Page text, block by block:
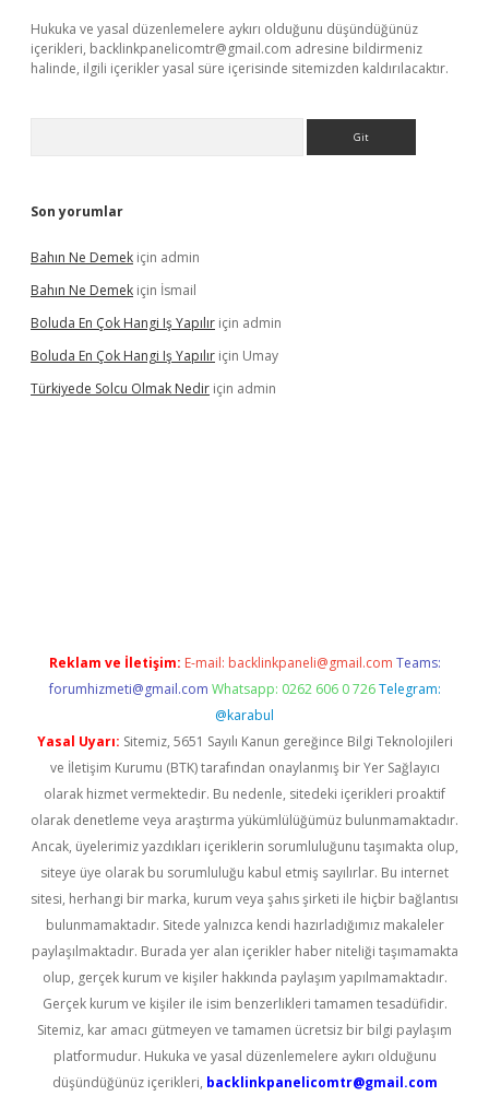
Hukuka ve yasal düzenlemelere aykırı olduğunu düşündüğünüz
içerikleri, backlinkpanelicomtr@gmail.com adresine bildirmeniz
halinde, ilgili içerikler yasal süre içerisinde sitemizden kaldırılacaktır.
Son yorumlar
Bahın Ne Demek için admin
Bahın Ne Demek için İsmail
Boluda En Çok Hangi Iş Yapılır için admin
Boluda En Çok Hangi Iş Yapılır için Umay
Türkiyede Solcu Olmak Nedir için admin
Reklam ve İletişim: E-mail: backlinkpaneli@gmail.com Teams:
forumhizmeti@gmail.com Whatsapp: 0262 606 0 726 Telegram:
@karabul
Yasal Uyarı: Sitemiz, 5651 Sayılı Kanun gereğince Bilgi Teknolojileri
ve İletişim Kurumu (BTK) tarafından onaylanmış bir Yer Sağlayıcı
olarak hizmet vermektedir. Bu nedenle, sitedeki içerikleri proaktif
olarak denetleme veya araştırma yükümlülüğümüz bulunmamaktadır.
Ancak, üyelerimiz yazdıkları içeriklerin sorumluluğunu taşımakta olup,
siteye üye olarak bu sorumluluğu kabul etmiş sayılırlar. Bu internet
sitesi, herhangi bir marka, kurum veya şahıs şirketi ile hiçbir bağlantısı
bulunmamaktadır. Sitede yalnızca kendi hazırladığımız makaleler
paylaşılmaktadır. Burada yer alan içerikler haber niteliği taşımamakta
olup, gerçek kurum ve kişiler hakkında paylaşım yapılmamaktadır.
Gerçek kurum ve kişiler ile isim benzerlikleri tamamen tesadüfidir.
Sitemiz, kar amacı gütmeyen ve tamamen ücretsiz bir bilgi paylaşım
platformudur. Hukuka ve yasal düzenlemelere aykırı olduğunu
düşündüğünüz içerikleri, backlinkpanelicomtr@gmail.com